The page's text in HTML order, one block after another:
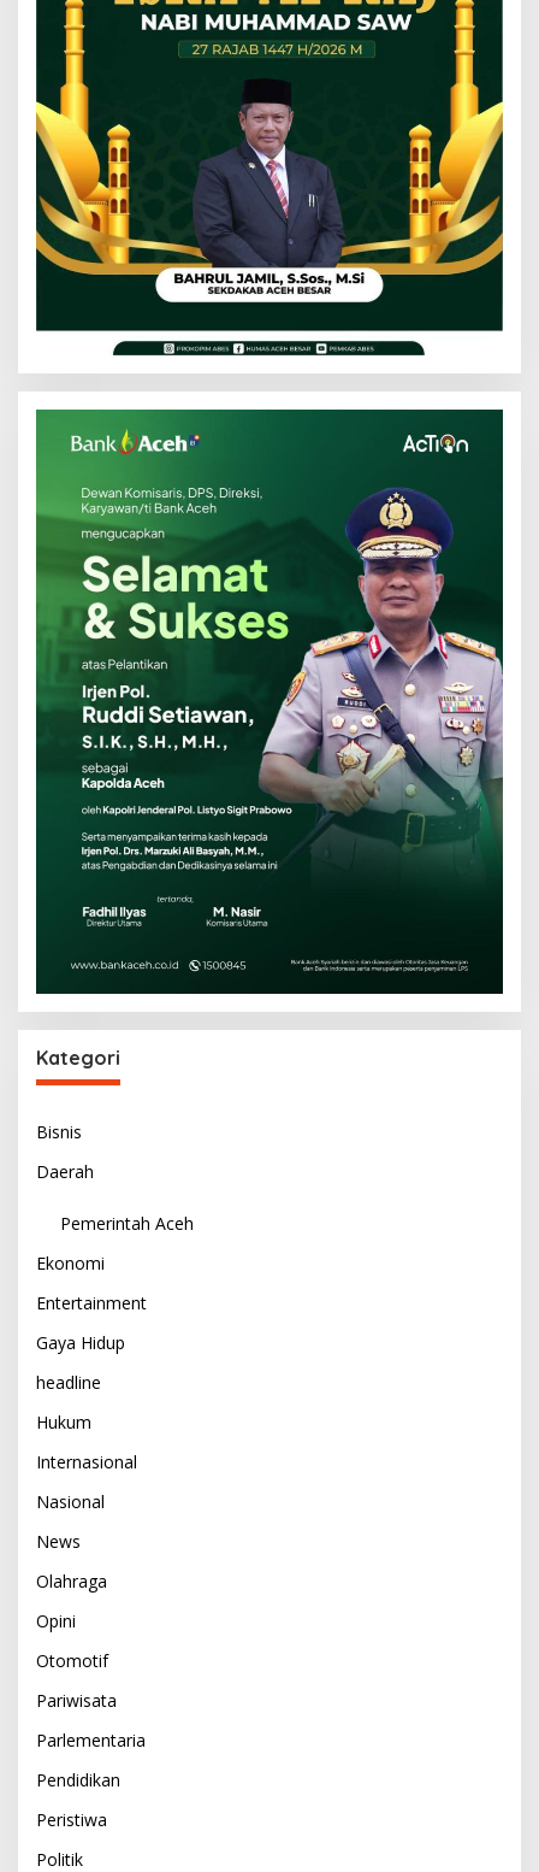
Kategori
Bisnis
Daerah
Pemerintah Aceh
Ekonomi
Entertainment
Gaya Hidup
headline
Hukum
Internasional
Nasional
News
Olahraga
Opini
Otomotif
Pariwisata
Parlementaria
Pendidikan
Peristiwa
Politik